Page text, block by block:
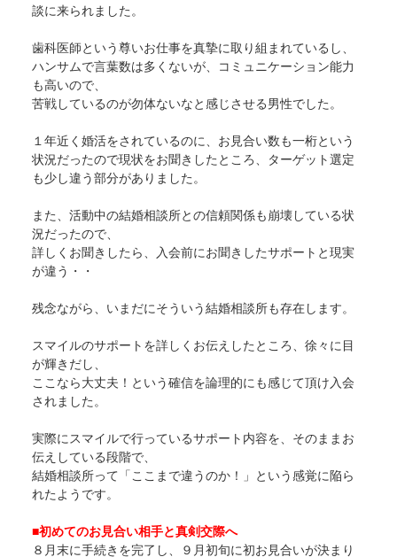
談に来られました。
歯科医師という尊いお仕事を真摯に取り組まれているし、
ハンサムで言葉数は多くないが、コミュニケーション能力
も高いので、
苦戦しているのが勿体ないなと感じさせる男性でした。
１年近く婚活をされているのに、お見合い数も一桁という
状況だったので現状をお聞きしたところ、ターゲット選定
も少し違う部分がありました。
また、活動中の結婚相談所との信頼関係も崩壊している状
況だったので、
詳しくお聞きしたら、入会前にお聞きしたサポートと現実
が違う・・
残念ながら、いまだにそういう結婚相談所も存在します。
スマイルのサポートを詳しくお伝えしたところ、徐々に目
が輝きだし、
ここなら大丈夫！という確信を論理的にも感じて頂け入会
されました。
実際にスマイルで行っているサポート内容を、そのままお
伝えしている段階で、
結婚相談所って「ここまで違うのか！」という感覚に陥ら
れたようです。
■初めてのお見合い相手と真剣交際へ
８月末に手続きを完了し、９月初旬に初お見合いが決まり